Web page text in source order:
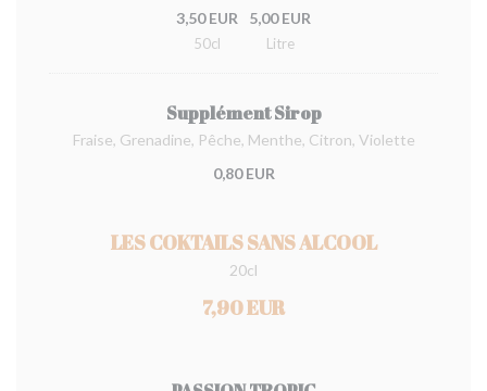
3,50 EUR
50cl
5,00 EUR
Litre
Supplément Sirop
Fraise, Grenadine, Pêche, Menthe, Citron, Violette
0,80 EUR
LES COKTAILS SANS ALCOOL
20cl
7,90 EUR